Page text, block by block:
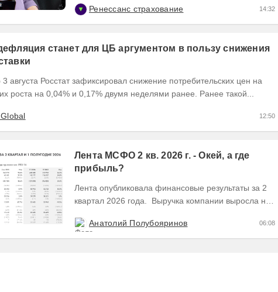
выкупила с...
Ренессанс страхование 14:32
станет для ЦБ аргументом в пользу снижения
августа Росстат зафиксировал снижение потребительских цен на
роста на 0,04% и 0,17% двумя неделями ранее. Ранее такой...
12:50
Лента МСФО 2 кв. 2026 г. - Окей, а где
прибыль?
Лента опубликовала финансовые результаты за 2
квартал 2026 года. Выручка компании выросла на
Анатолий Полубояринов
06:08